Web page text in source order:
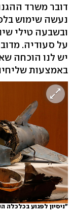
דובר משרד
ובשבעה טילי
על סעודיה.
יש לנו הוכחה
באמצעות
"ניסיון לפגוע